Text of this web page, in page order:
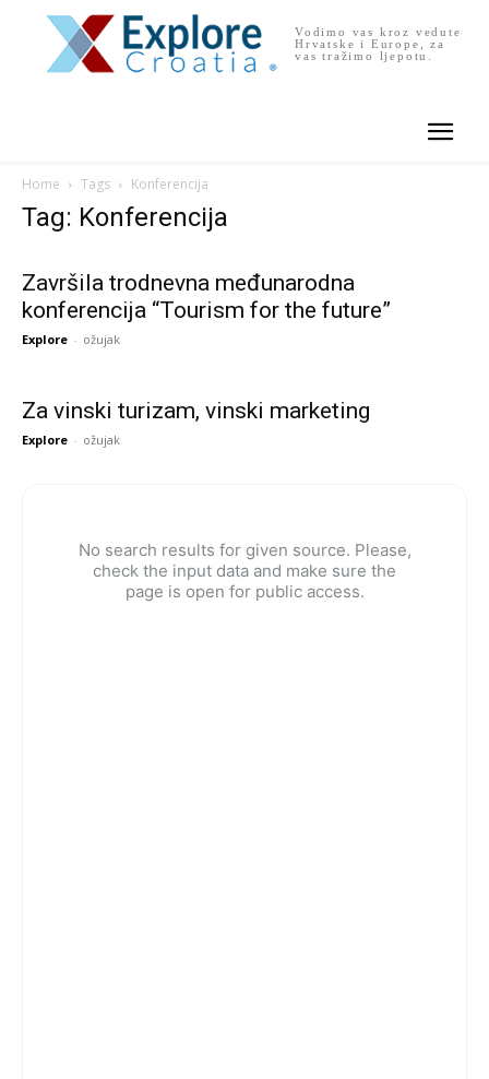
Vodimo vas kroz vedute
Hrvatske i Europe, za
vas tražimo ljepotu.
Home Tags Konferencija
Tag: Konferencija
Završila trodnevna međunarodna
konferencija “Tourism for the future”
Explore - ožujak
Za vinski turizam, vinski marketing
Explore - ožujak
No search results for given source. Please,
check the input data and make sure the
page is open for public access.